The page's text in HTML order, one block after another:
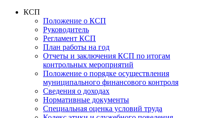
КСП
Положение о КСП
Руководитель
Регламент КСП
План работы на год
Отчеты и заключения КСП по итогам
контрольных мероприятий
Положение о порядке осуществления
муниципального финансового контроля
Сведения о доходах
Нормативные документы
Специальная оценка условий труда